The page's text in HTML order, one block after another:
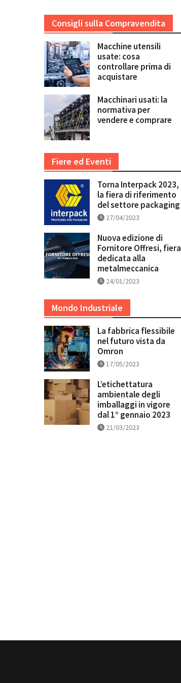
Consigli sulla Compravendita
Macchine utensili
usate: cosa
controllare prima di
acquistare
Macchinari usati: la
normativa per
vendere e comprare
Fiere ed Eventi
Torna Interpack 2023,
la fiera di riferimento
del settore packaging
27/04/2023
Nuova edizione di
Fornitore Offresi, fiera
dedicata alla
metalmeccanica
24/01/2023
Mondo Industriale
La fabbrica flessibile
nel futuro vista da
Omron
17/05/2023
L’etichettatura
ambientale degli
imballaggi in vigore
dal 1° gennaio 2023
21/03/2023